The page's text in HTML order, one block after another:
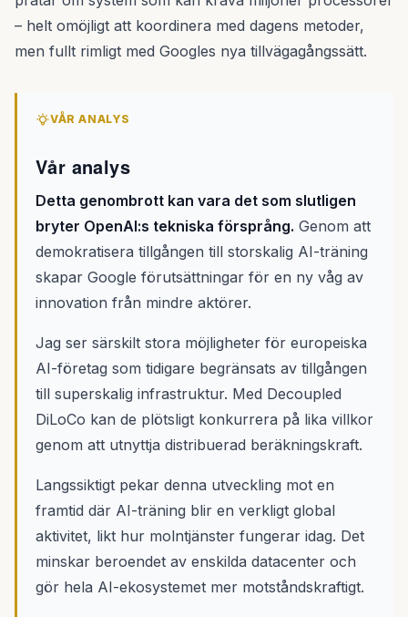
– helt omöjligt att koordinera med dagens metoder,
men fullt rimligt med Googles nya tillvägagångssätt.
VÅR ANALYS
Vår analys
Detta genombrott kan vara det som slutligen
bryter OpenAI:s tekniska försprång. Genom att
demokratisera tillgången till storskalig AI-träning
skapar Google förutsättningar för en ny våg av
innovation från mindre aktörer.
Jag ser särskilt stora möjligheter för europeiska
AI-företag som tidigare begränsats av tillgången
till superskalig infrastruktur. Med Decoupled
DiLoCo kan de plötsligt konkurrera på lika villkor
genom att utnyttja distribuerad beräkningskraft.
Langssiktigt pekar denna utveckling mot en
framtid där AI-träning blir en verkligt global
aktivitet, likt hur molntjänster fungerar idag. Det
minskar beroendet av enskilda datacenter och
gör hela AI-ekosystemet mer motståndskraftigt.